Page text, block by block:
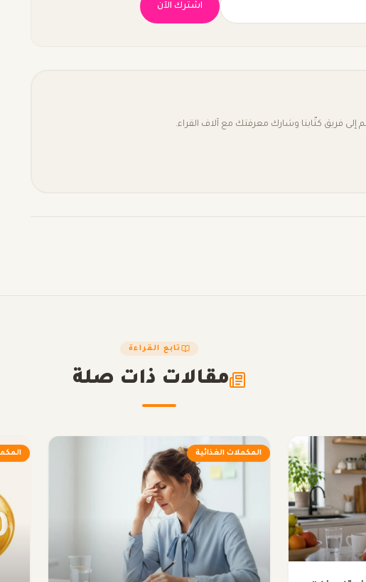
اشترك الآن
فريق كتّابنا وشارك معرفتك مع آلاف القراء.
تابع القراءة
مقالات ذات صلة
المكملات الغذائية